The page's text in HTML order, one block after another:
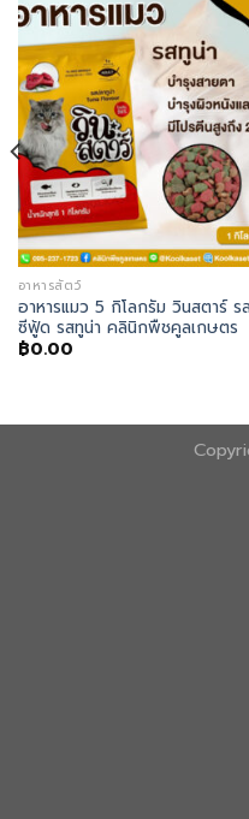
อาหารสัตว์
อาหารแมว 5 กิโลกรัม วินสตาร์ ร
ซีฟู้ด รสทูน่า คลินิกพืชคูลเกษตร
฿0.00